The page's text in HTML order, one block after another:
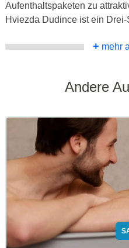
Aufenthaltspaketen zu
Hviezda Dudince ist ein
+ mehr
Andere